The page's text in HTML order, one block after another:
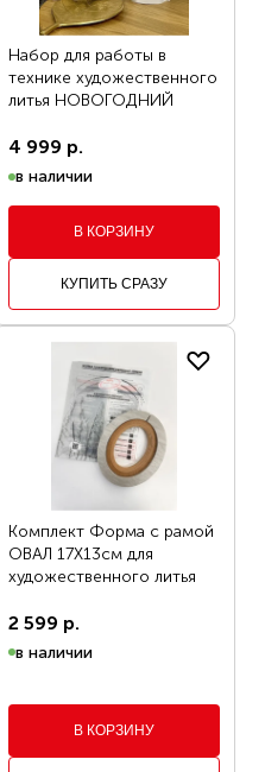
Набор для работы в
технике художественного
литья НОВОГОДНИЙ
4 999 р.
в наличии
В КОРЗИНУ
КУПИТЬ СРАЗУ
Комплект Форма с рамой
ОВАЛ 17Х13см для
художественного литья
2 599 р.
в наличии
В КОРЗИНУ